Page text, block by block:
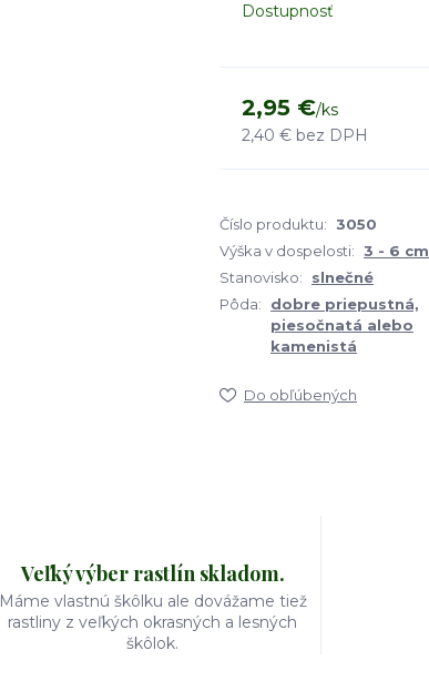
Dostupnosť
2,95 €/ks
2,40 € bez DPH
Číslo produktu: 3050
Výška v dospelosti: 3 - 6 cm
Stanovisko:
slnečné
Pôda:
dobre priepustná,
piesočnatá alebo
kamenistá
Do obľúbených
Veľký výber rastlín skladom.
Máme vlastnú škôlku ale dovážame tiež
rastliny z veľkých okrasných a lesných
škôlok.